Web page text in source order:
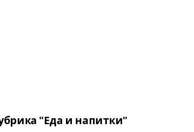
"Еда и напитки"